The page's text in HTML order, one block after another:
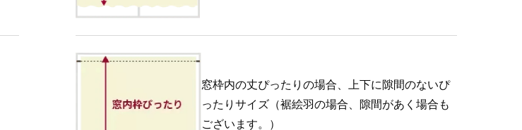
窓枠内の丈ぴったりの場合、上下に隙間のないぴ
ったりサイズ（裾絵羽の場合、隙間があく場合も
ございます。）